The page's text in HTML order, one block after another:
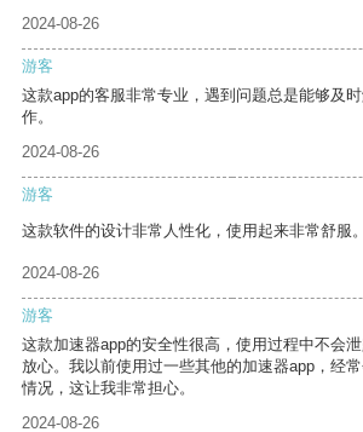
2024-08-26
游客
这款app的客服非常专业，遇到问题总是能够及
作。
2024-08-26
游客
这款软件的设计非常人性化，使用起来非常舒服。
2024-08-26
游客
这款加速器app的安全性很高，使用过程中不会
放心。我以前使用过一些其他的加速器app，经
情况，这让我非常担心。
2024-08-26